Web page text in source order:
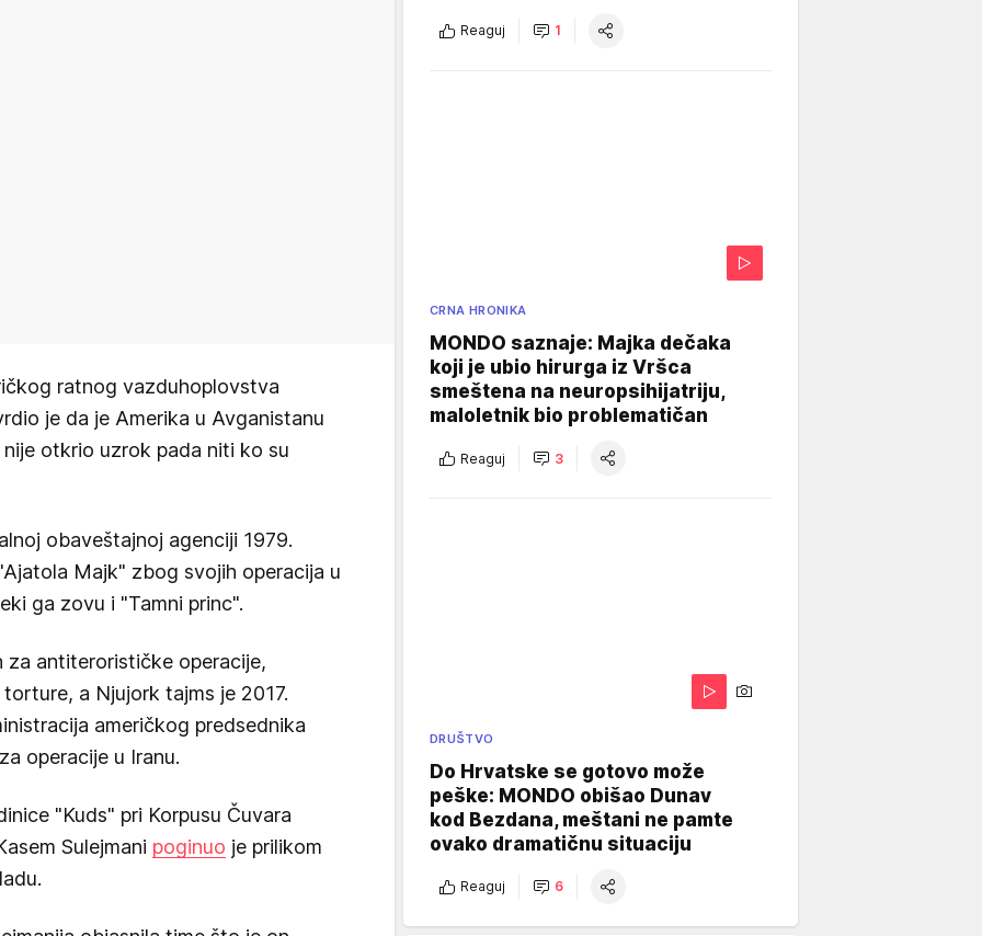
ratnog vazduhoplovstva
je da je Amerika u Avganistanu
otkrio uzrok pada niti ko su
obaveštajnoj agenciji 1979.
Majk" zbog svojih operacija u
ga zovu i "Tamni princ".
za antiterorističke operacije,
a Njujork tajms je 2017.
američkog predsednika
operacije u Iranu.
"Kuds" pri Korpusu Čuvara
Sulejmani poginuo je prilikom
Reaguj 1
CRNA HRONIKA
MONDO saznaje: Majka dečaka
koji je ubio hirurga iz Vršca
smeštena na neuropsihijatriju,
maloletnik bio problematičan
Reaguj 3
DRUŠTVO
Do Hrvatske se gotovo može
peške: MONDO obišao Dunav
kod Bezdana, meštani ne pamte
ovako dramatičnu situaciju
Reaguj 6